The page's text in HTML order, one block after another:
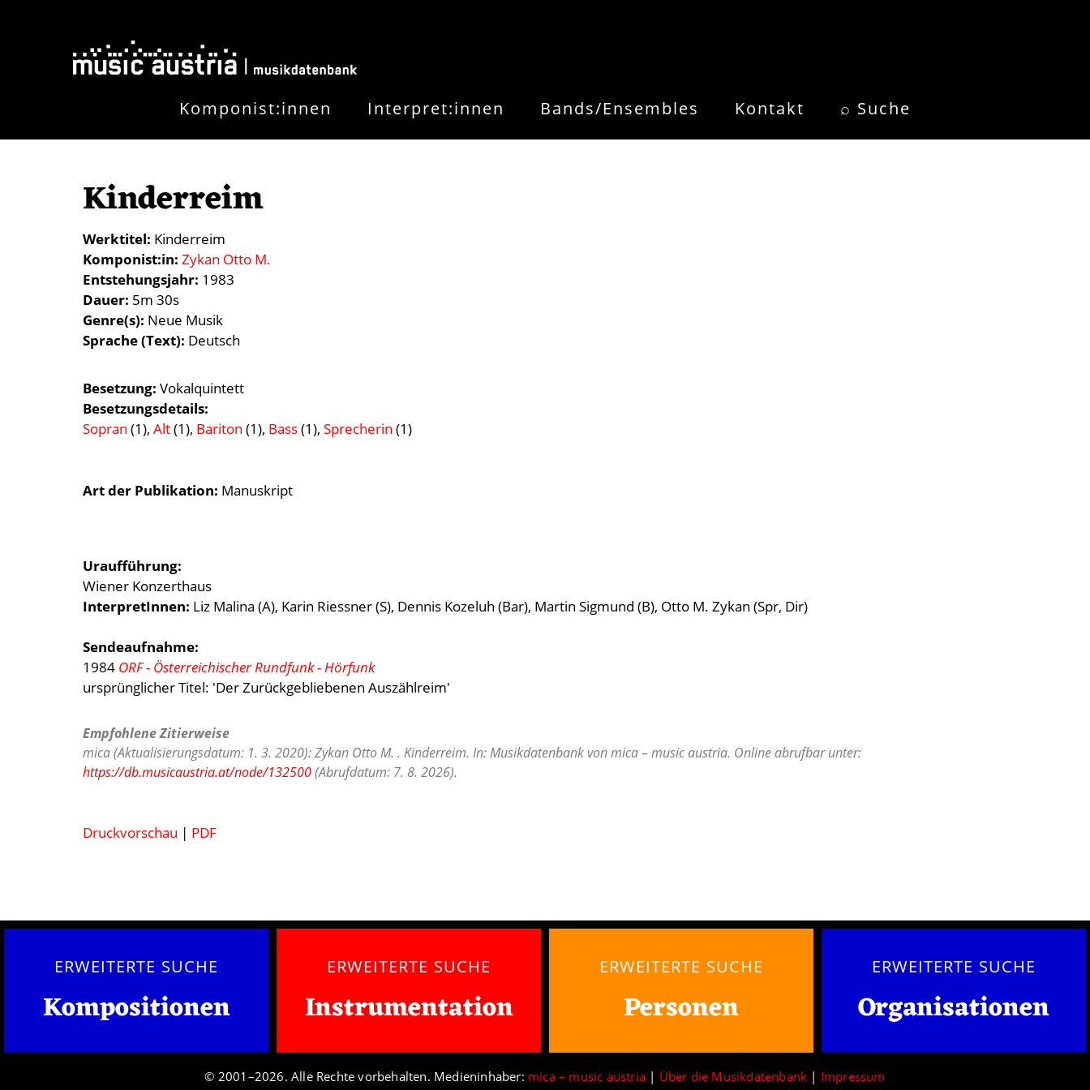
Komponist:innen Interpret:innen Bands/Ensembles Kontakt ⌕ Suche
Kinderreim
Werktitel Kinderreim
Komponist:in Zykan Otto M.
Entstehungsjahr 1983
Dauer 5m 30s
Genre(s) Neue Musik
Sprache (Text) Deutsch
Besetzung Vokalquintett
Besetzungsdetails
Sopran (1), Alt(1), Bariton (1), Bass(1), Sprecherin (1)
Art der Publikation Manuskript
Uraufführung:
Wiener Konzerthaus
InterpretInnen: Liz Malina (A), Karin Riessner (S), Dennis Kozeluh (Bar), Martin Sigmund (B), Otto M. Zykan (Spr, Dir)
Sendeaufnahme:
1984 ORF - Österreichischer Rundfunk - Hörfunk
ursprünglicher Titel: 'Der Zurückgebliebenen Auszählreim'
Empfohlene Zitierweise
mica (Aktualisierungsdatum: 1. 3. 2020): Zykan Otto M. . Kinderreim. In: Musikdatenbank von mica – music austria. Online abrufbar unter:
https://db.musicaustria.at/node/132500(Abrufdatum: 7. 8. 2026).
Druckvorschau | PDF
ERWEITERTE SUCHE
Kompositionen
ERWEITERTE SUCHE
Instrumentation
ERWEITERTE SUCHE
Personen
ERWEITERTE SUCHE
Organisationen
© 2001–2026. Alle Rechte vorbehalten. Medieninhaber: mica – music austria| Über die Musikdatenbank | Impressum